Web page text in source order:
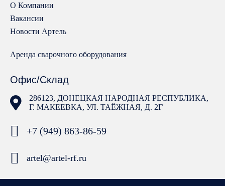
О Компании
Вакансии
Новости Артель
Аренда сварочного оборудования
Офис/Склад
286123, ДОНЕЦКАЯ НАРОДНАЯ РЕСПУБЛИКА,
Г. МАКЕЕВКА, УЛ. ТАЁЖНАЯ, Д. 2Г
+7 (949) 863-86-59
artel@artel-rf.ru